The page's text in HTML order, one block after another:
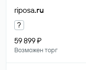
riposa.ru
?
59 899 ₽
Возможен торг